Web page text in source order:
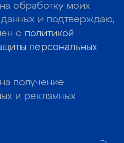
на обработку моих
и подтверждаю,
с политикой
персональных
на получение
и рекламных